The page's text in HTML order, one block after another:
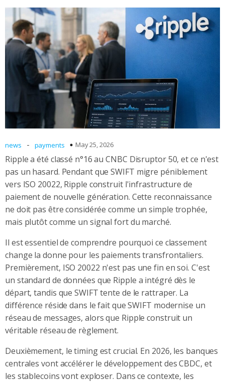
news - payments May 25, 2026
Ripple a été classé n°16 au CNBC Disruptor 50, et ce n'est
pas un hasard. Pendant que SWIFT migre péniblement
vers ISO 20022, Ripple construit l'infrastructure de
paiement de nouvelle génération. Cette reconnaissance
ne doit pas être considérée comme un simple trophée,
mais plutôt comme un signal fort du marché.
Il est essentiel de comprendre pourquoi ce classement
change la donne pour les paiements transfrontaliers.
Premièrement, ISO 20022 n'est pas une fin en soi. C'est
un standard de données que Ripple a intégré dès le
départ, tandis que SWIFT tente de le rattraper. La
différence réside dans le fait que SWIFT modernise un
réseau de messages, alors que Ripple construit un
véritable réseau de règlement.
Deuxièmement, le timing est crucial. En 2026, les banques
centrales vont accélérer le développement des CBDC, et
les stablecoins vont exploser. Dans ce contexte, les